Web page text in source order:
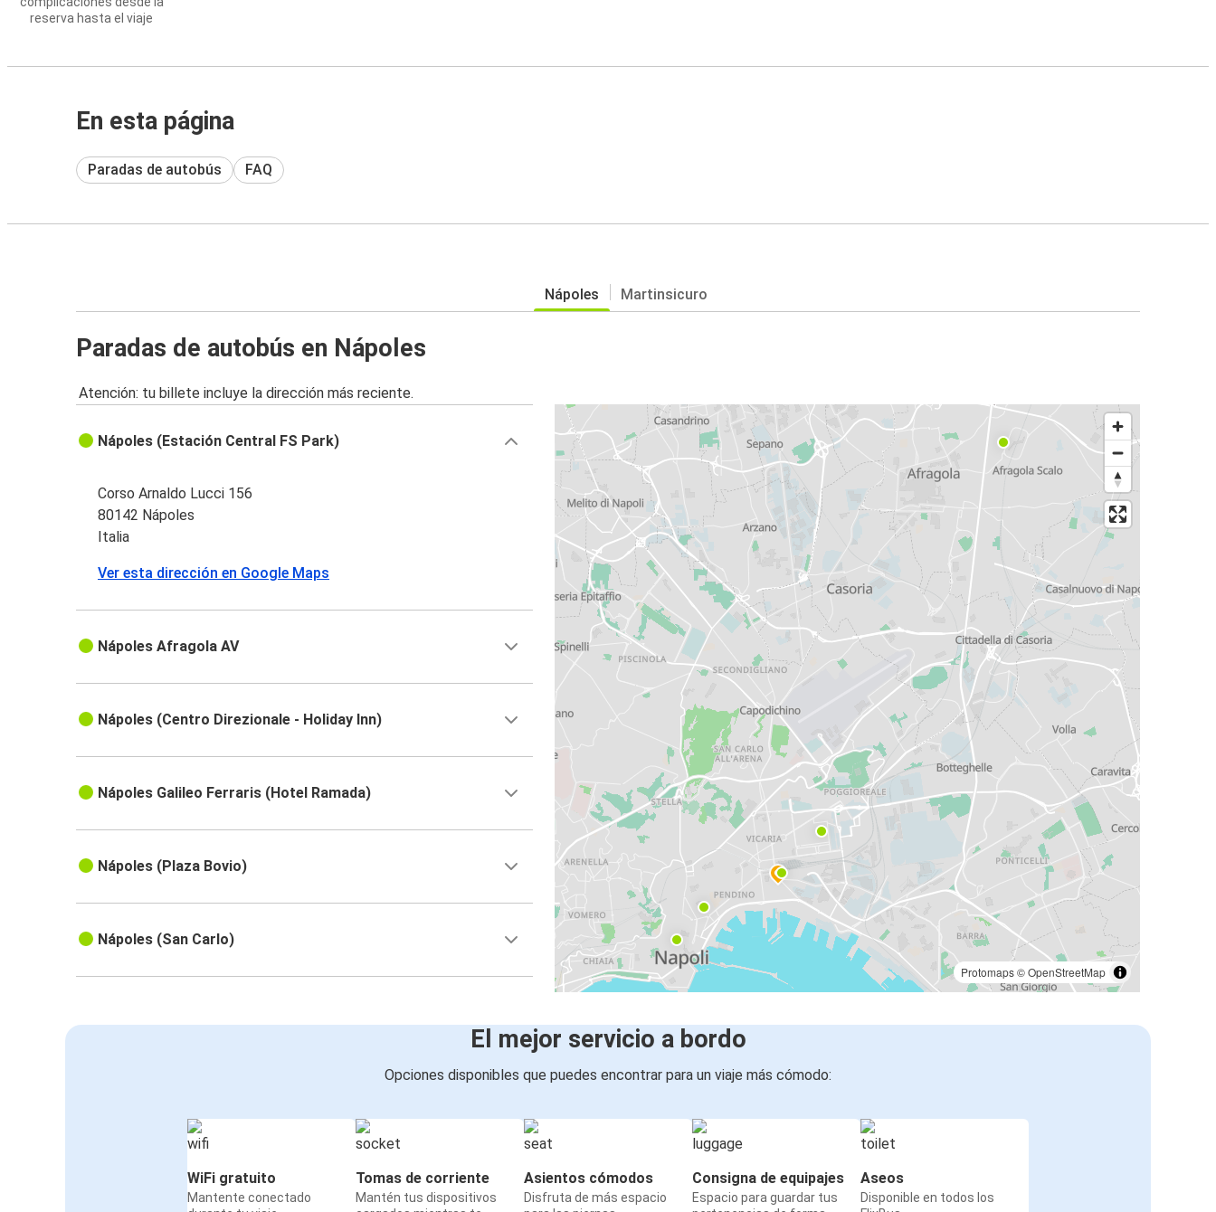
reserva hasta el viaje
En esta página
Paradas de autobús FAQ
Nápoles Martinsicuro
Paradas de autobús en Nápoles
Atención: tu billete incluye la dirección más reciente.
Protomaps©OpenStreetMap
Nápoles (Estación Central FS Park)
Corso Arnaldo Lucci 156
80142 Nápoles
Italia
Ver esta dirección en Google Maps
Nápoles Afragola AV
Nápoles (Centro Direzionale - Holiday Inn)
Nápoles Galileo Ferraris (Hotel Ramada)
Nápoles (Plaza Bovio)
Nápoles (San Carlo)
El mejor servicio a bordo
Opciones disponibles que puedes encontrar para un viaje más cómodo:
WiFi gratuito
Mantente conectado
Tomas de corriente
Mantén tus dispositivos
Asientos cómodos
Disfruta de más espacio
Consigna de equipajes
Espacio para guardar tus
Aseos
Disponible en todos los